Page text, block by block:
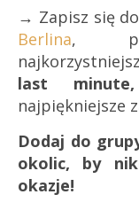
→ Zapisz się
Berlina, po
last
najpiękniejsze
Dodaj do
okolic, by
okazje!